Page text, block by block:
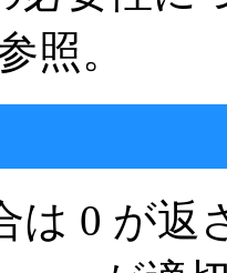
照。
は 0 が返